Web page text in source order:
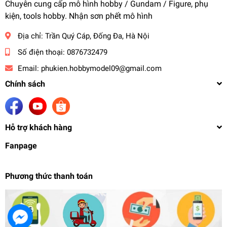
Chuyên cung cấp mô hình hobby / Gundam / Figure, phụ
kiện, tools hobby. Nhận sơn phết mô hình
Địa chỉ: Trần Quý Cáp, Đống Đa, Hà Nội
Số điện thoại: 0876732479
Email: phukien.hobbymodel09@gmail.com
Chính sách
Hỗ trợ khách hàng
Fanpage
Phương thức thanh toán